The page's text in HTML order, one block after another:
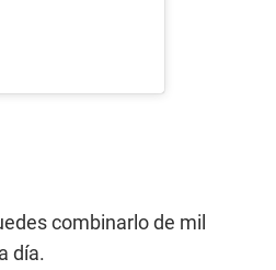
combinarlo de mil
día.